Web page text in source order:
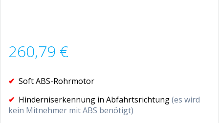
260,79 €
✔ Soft ABS-Rohrmotor
✔ Hinderniserkennung in Abfahrtsrichtung(es wird
kein Mitnehmer mit ABS benötigt)